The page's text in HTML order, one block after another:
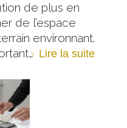
de plus en
de l’espace
environnant.
Lire la suite